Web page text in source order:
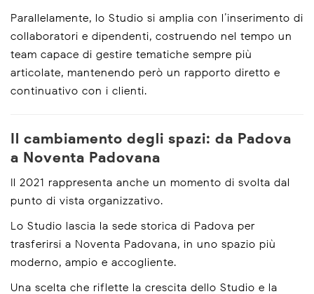
Parallelamente, lo Studio si amplia con l’inserimento di
collaboratori e dipendenti, costruendo nel tempo un
team capace di gestire tematiche sempre più
articolate, mantenendo però un rapporto diretto e
continuativo con i clienti.
Il cambiamento degli spazi: da Padova
a Noventa Padovana
Il 2021 rappresenta anche un momento di svolta dal
punto di vista organizzativo.
Lo Studio lascia la sede storica di Padova per
trasferirsi a Noventa Padovana, in uno spazio più
moderno, ampio e accogliente.
Una scelta che riflette la crescita dello Studio e la